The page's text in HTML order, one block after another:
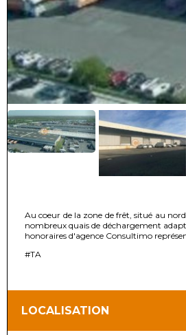
Au coeur de la zone de frêt, situé au
nombreux quais de déchargement
honoraires d'agence Consultimo
#TA
LOCALISATION